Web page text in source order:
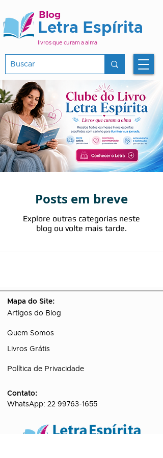
Letra Espírita
Blog
livros que curam a alma
Posts em breve
Explore outras categorias neste
blog ou volte mais tarde.
Mapa do Site:
Artigos do Blog
Quem Somos
Livros Grátis
Política de Privacidade
Contato:
WhatsApp: 22 99763-1655